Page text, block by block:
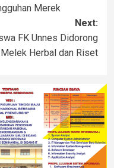
Merek
Next:
FK Unnes Didorong
Herbal dan Riset